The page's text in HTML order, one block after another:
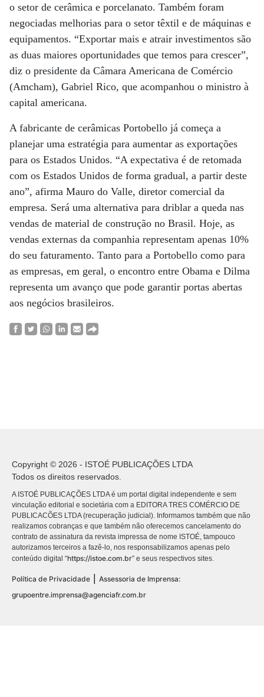
o setor de cerâmica e porcelanato. Também foram
negociadas melhorias para o setor têxtil e de máquinas e
equipamentos. “Exportar mais e atrair investimentos são
as duas maiores oportunidades que temos para crescer”,
diz o presidente da Câmara Americana de Comércio
(Amcham), Gabriel Rico, que acompanhou o ministro à
capital americana.
A fabricante de cerâmicas Portobello já começa a
planejar uma estratégia para aumentar as exportações
para os Estados Unidos. “A expectativa é de retomada
com os Estados Unidos de forma gradual, a partir deste
ano”, afirma Mauro do Valle, diretor comercial da
empresa. Será uma alternativa para driblar a queda nas
vendas de material de construção no Brasil. Hoje, as
vendas externas da companhia representam apenas 10%
do seu faturamento. Tanto para a Portobello como para
as empresas, em geral, o encontro entre Obama e Dilma
representa um avanço que pode garantir portas abertas
aos negócios brasileiros.
Copyright © 2026 - ISTOÉ PUBLICAÇÕES LTDA
Todos os direitos reservados.
A ISTOÉ PUBLICAÇÕES LTDA é um portal digital independente e sem
vinculação editorial e societária com a EDITORA TRES COMÉRCIO DE
PUBLICACÕES LTDA (recuperação judicial). Informamos também que não
realizamos cobranças e que também não oferecemos cancelamento do
contrato de assinatura da revista impressa de nome ISTOÉ, tampouco
autorizamos terceiros a fazê-lo, nos responsabilizamos apenas pelo
conteúdo digital “https://istoe.com.br” e seus respectivos sites.
Política de Privacidade
Assessoria de Imprensa:
grupoentre.imprensa@agenciafr.com.br